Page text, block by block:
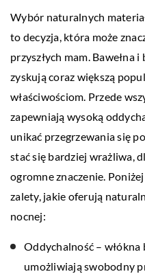
Wybór naturalnych
to decyzja, która może
przyszłych mam. Bawełna
zyskują coraz większą
właściwościom. Przede
zapewniają wysoką
unikać przegrzewania się
stać się bardziej wrażliwa,
ogromne znaczenie.
zalety, jakie oferują
nocnej:
Oddychalność – włókna
umożliwiają swobodny